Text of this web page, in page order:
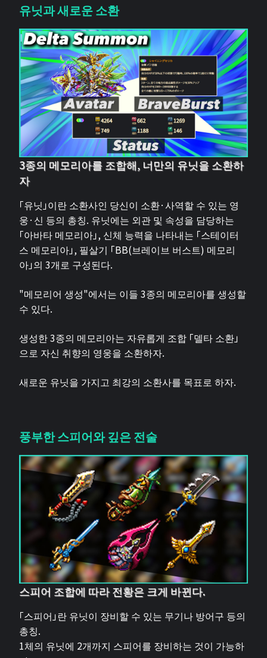
유닛과 새로운 소환
3종의 메모리아를 조합해, 너만의 유닛을 소환하
자
「유닛」이란 소환사인 당신이 소환·사역할 수 있는 영
웅·신 등의 총칭. 유닛에는 외관 및 속성을 담당하는
「아바타 메모리아」, 신체 능력을 나타내는 「스테이터
스 메모리아」, 필살기 「BB(브레이브 버스트) 메모리
아」의 3개로 구성된다.
"메모리어 생성"에서는 이들 3종의 메모리아를 생성할
수 있다.
생성한 3종의 메모리아는 자유롭게 조합 「델타 소환」
으로 자신 취향의 영웅을 소환하자.
새로운 유닛을 가지고 최강의 소환사를 목표로 하자.
풍부한 스피어와 깊은 전술
스피어 조합에 따라 전황은 크게 바뀐다.
「스피어」란 유닛이 장비할 수 있는 무기나 방어구 등의
총칭.
1체의 유닛에 2개까지 스피어를 장비하는 것이 가능하